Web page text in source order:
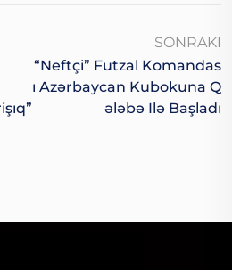
SONRAKI
“Neftçi” Futzal Komandas
I Azərbaycan Kubokuna Q
Ələbə Ilə Başladı